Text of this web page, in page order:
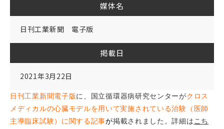
媒体名
日刊工業新聞 電子版
掲載日
2021年3月22日
日刊工業新聞電子版に、国立循環器病研究センターがクロス
メディカルの心臓モデルを用いて実施されている治験（医師
主導臨床試験）に関する記事が掲載されました。詳細は こち